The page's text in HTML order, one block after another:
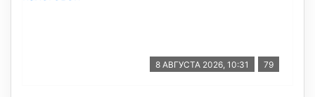
8 АВГУСТА 2026, 10:31 79